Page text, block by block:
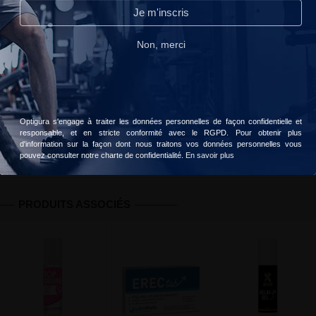
11 personnes ont acheté ce produit
Livraison gratuite dès 49 € d'achats
Votre commande sera livrée le
Informations Avis client Valeurs nutritionnelles
Continuer sans accepter
Lire notre politique de confidentialité.
Accepter
Je m'inscris
Non, merci
Optigura s'engage à traiter les données personnelles de façon confidentielle et
responsable, et en stricte conformité avec le RGPD. Pour obtenir plus
d'information sur la façon dont nous traitons vos données personnelles vous
pouvez consulter notre charte de confidentialité. En savoir plus